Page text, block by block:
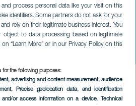
process personal data like your visit on this
identifiers. Some partners do not ask for your
rely on their legitimate business interest. You
object to data processing based on legitimate
“Learn More” or in our Privacy Policy on this
for the following purposes:
advertising and content measurement, audience
, Precise geolocation data, and identification
or access information on a device, Technical
Verde. La